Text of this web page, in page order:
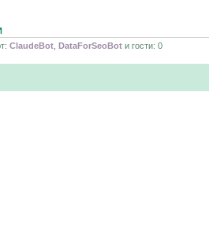
ClaudeBot DataForSeoBot и гости: 0